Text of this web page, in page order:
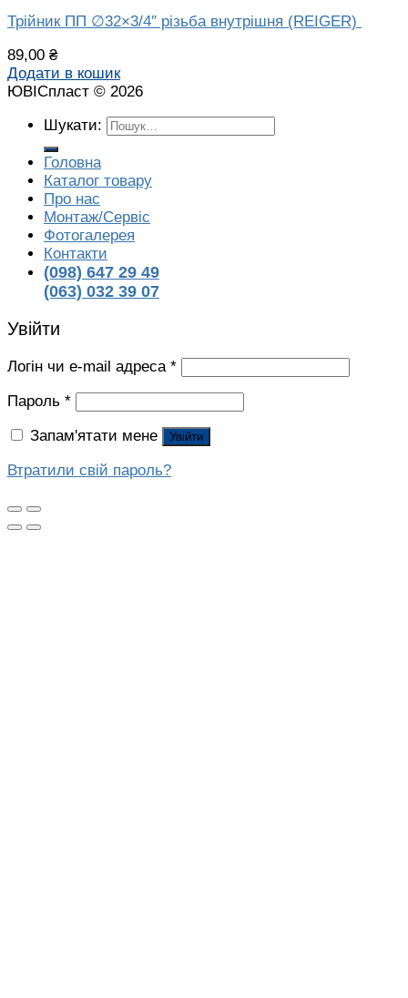
Трійник ПП ∅32×3/4″ різьба внутрішня (REIGER)
89,00 ₴
Додати в кошик
ЮВІСпласт © 2026
Шукати:
Головна
Каталог товару
Про нас
Монтаж/Сервіс
Фотогалерея
Контакти
(098) 647 29 49
(063) 032 39 07
Увійти
Логін чи e-mail адреса *
Пароль *
Запам'ятати мене Увійти
Втратили свій пароль?